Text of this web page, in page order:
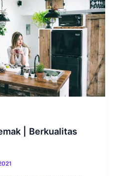
| Berkualitas